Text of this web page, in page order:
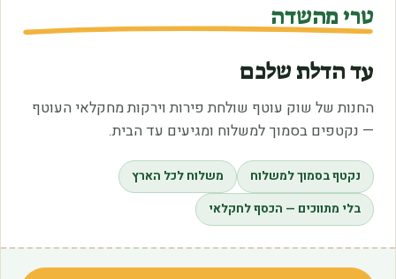
טרי מהשדה
עד הדלת שלכם
החנות של שוק עוטף שולחת פירות וירקות מחקלאי העוטף
— נקטפים בסמוך למשלוח ומגיעים עד הבית.
נקטף בסמוך למשלוח
משלוח לכל הארץ
בלי מתווכים — הכסף לחקלאי